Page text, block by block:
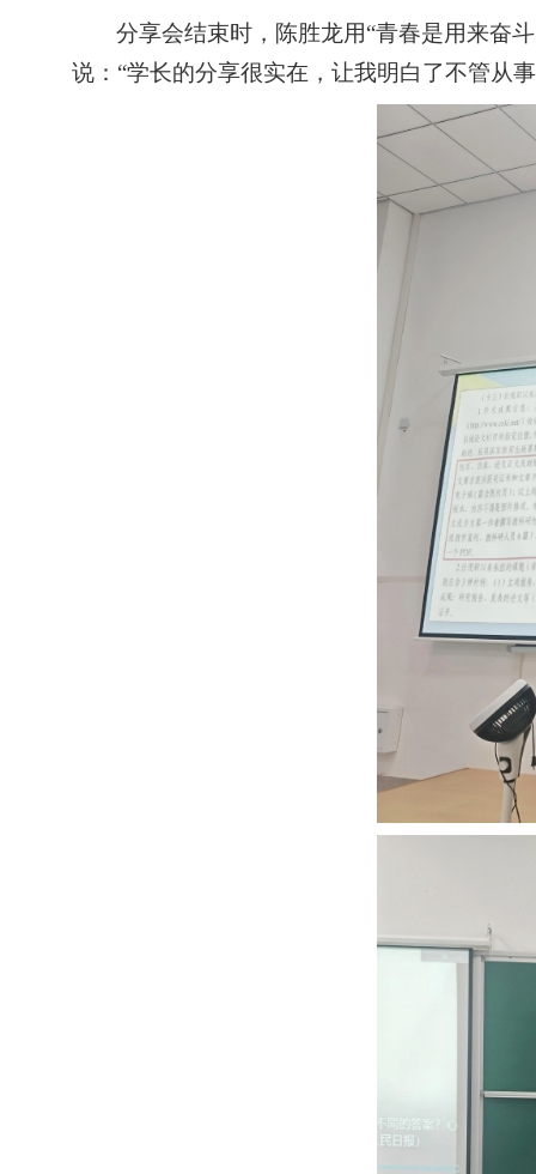
分享会结束时，陈胜龙用“青春是用来奋
说： “学长的分享很实在，让我明白了不管从